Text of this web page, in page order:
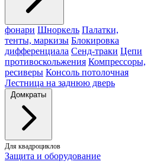
фонари Шноркель Палатки,
тенты, маркизы Блокировка
дифференциала Сенд-траки Цепи
противоскольжения Компрессоры,
ресиверы Консоль потолочная
Лестница на заднюю дверь
Домкраты
Для квадроциклов
Защита и оборудование